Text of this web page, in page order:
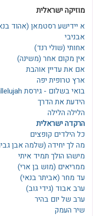
מוזיקה ישראלית
א יידישע רסטמאן‎ (אהוד בנאי)
אבניבי
אחותי (שולי רנד)
אין מקום אחר (משינה)
אם את עדיין אוהבת
ארץ טרופית יפה
בואי בשלום - גירסת hallelujah
הידעת את הדרך
הלילה הלילה
הרקדה ישראלית
כל הילדים קופצים
מה לך יחידה (שלמה אבן
מישהו הולך תמיד איתי
ממריאים (מוש בן ארי)
עד מחר (אביתר בנאי)
ערב אבוד (גידי גוב)
ערב של יום בהיר
שיר העמק